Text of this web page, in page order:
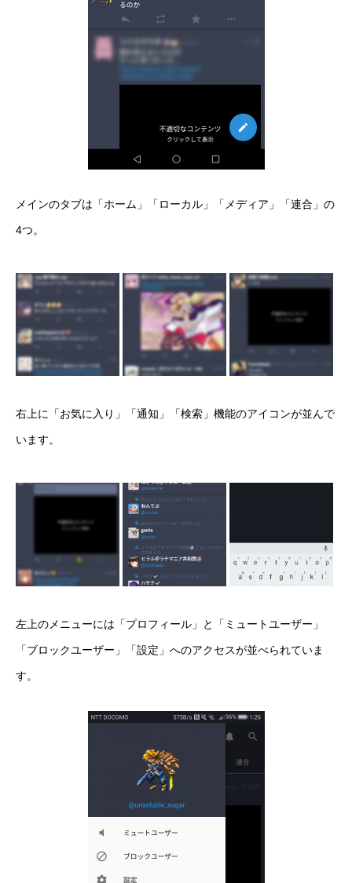
メインのタブは「ホーム」「ローカル」「メディア」「連合」の
4つ。
右上に「お気に入り」「通知」「検索」機能のアイコンが並んで
います。
左上のメニューには「プロフィール」と「ミュートユーザー」
「ブロックユーザー」「設定」へのアクセスが並べられていま
す。